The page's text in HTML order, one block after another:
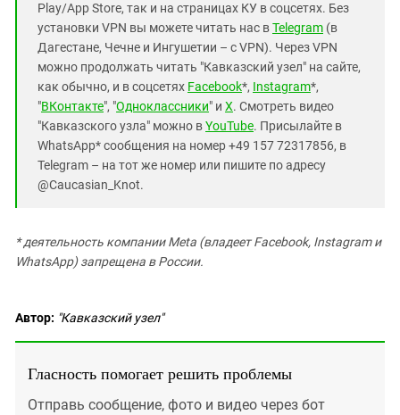
Play/App Store, так и на страницах КУ в соцсетях. Без
установки VPN вы можете читать нас вTelegram (в
Дагестане, Чечне и Ингушетии – с VPN). Через VPN
можно продолжать читать "Кавказский узел" на сайте,
как обычно, и в соцсетях Facebook*, Instagram*,
"ВКонтакте", "Одноклассники" и X. Смотреть видео
"Кавказского узла" можно вYouTube. Присылайте в
WhatsApp* сообщения на номер +49 157 72317856, в
Telegram – на тот же номер или пишите по адресу
@Caucasian_Knot.
* деятельность компании Meta (владеет Facebook, Instagram и
WhatsApp) запрещена в России.
Автор: "Кавказский узел"
Гласность помогает решить проблемы
Отправь сообщение, фото и видео через бот